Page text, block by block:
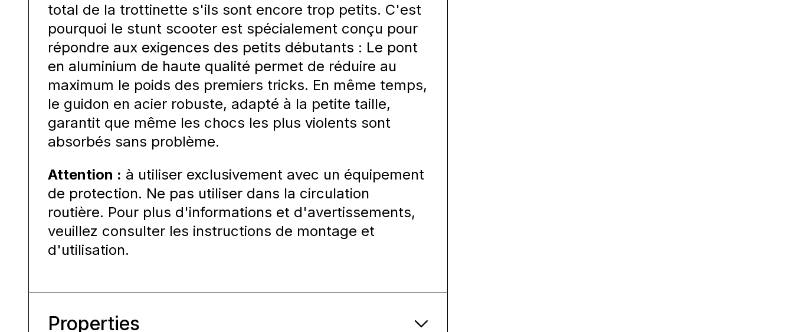
total de la trottinette s'ils sont encore trop petits. C'est
pourquoi le stunt scooter est spécialement conçu pour
répondre aux exigences des petits débutants : Le pont
en aluminium de haute qualité permet de réduire au
maximum le poids des premiers tricks. En même temps,
le guidon en acier robuste, adapté à la petite taille,
garantit que même les chocs les plus violents sont
absorbés sans problème.
Attention : à utiliser exclusivement avec un équipement
de protection. Ne pas utiliser dans la circulation
routière. Pour plus d'informations et d'avertissements,
veuillez consulter les instructions de montage et
d'utilisation.
Properties